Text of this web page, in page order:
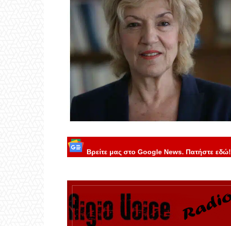
Βρείτε μας στο Google News. Πατήστε εδώ!